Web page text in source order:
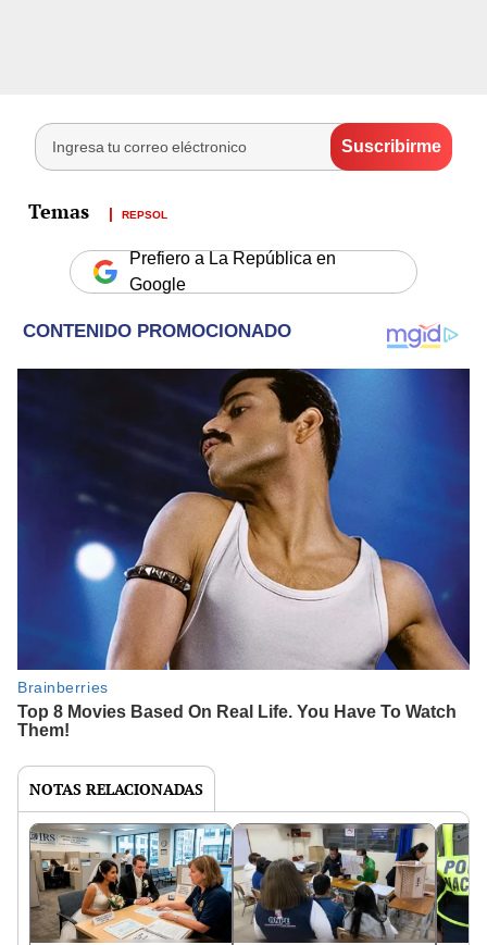
REPSOL
Prefiero a La República en
Google
NOTAS RELACIONADAS